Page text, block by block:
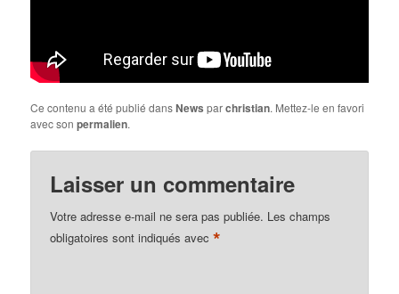
Ce contenu a été publié dansNews parchristian. Mettez-le en favori
avec sonpermalien.
Laisser un commentaire
Votre adresse e-mail ne sera pas publiée. Les champs
obligatoires sont indiqués avec*